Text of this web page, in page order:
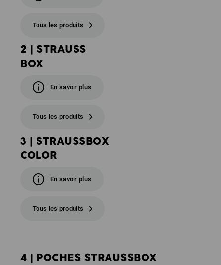
Tous les produits
2 | STRAUSS
BOX
En savoir plus
Tous les produits
3 | STRAUSSBOX
COLOR
En savoir plus
Tous les produits
4 | POCHES STRAUSSBOX